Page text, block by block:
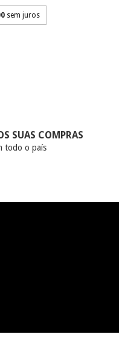
sem juros
SUAS COMPRAS
todo o país